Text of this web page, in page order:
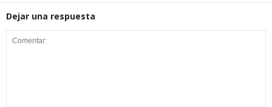
Dejar una respuesta